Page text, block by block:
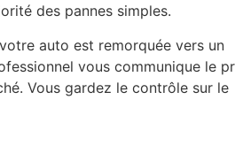
des pannes simples.
auto est remorquée vers un
vous communique le
Vous gardez le contrôle sur le